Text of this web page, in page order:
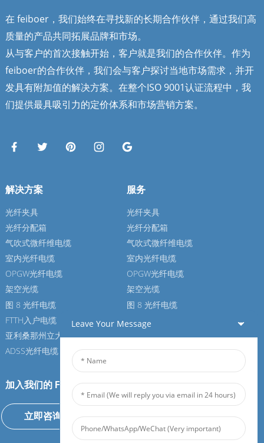
在 feiboer，我们始终在寻找新的长期合作伙伴，通过我们高
质量的产品共同拓展品牌和市场。
从与客户的首次接触开始，客户就是我们的合作伙伴。作为
feiboer的合作伙伴，我们会与客户探讨当地市场需求，并开
发具有附加值的解决方案。在整个ISO 9001认证流程中，我
们提供最具吸引力的定价体系和市场营销方案。
解决方案
光纤夹具
光纤分配箱
气吹式微纤维电缆
室内光纤电缆
OPGW光纤电缆
架空光缆
图 8 光纤电缆
FTTH入户电缆
亚利桑那州立大学光纤电缆
ADSS光纤电缆
服务
光纤夹具
光纤分配箱
气吹式微纤维电缆
室内光纤电缆
OPGW光纤电缆
架空光缆
图 8 光纤电缆
FTTH入户电缆
亚利桑那州立大学光纤电缆
ADSS光纤电缆
加入我们的 Feiboer
立即咨询
Leave Your Message